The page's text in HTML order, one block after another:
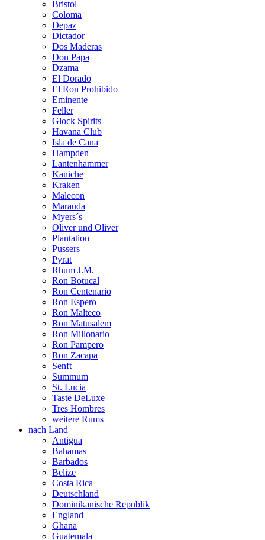
Bristol
Coloma
Depaz
Dictador
Dos Maderas
Don Papa
Dzama
El Dorado
El Ron Prohibido
Eminente
Feller
Glock Spirits
Havana Club
Isla de Cana
Hampden
Lantenhammer
Kaniche
Kraken
Malecon
Marauda
Myers´s
Oliver und Oliver
Plantation
Pussers
Pyrat
Rhum J.M.
Ron Botucal
Ron Centenario
Ron Espero
Ron Malteco
Ron Matusalem
Ron Millonario
Ron Pampero
Ron Zacapa
Senft
Summum
St. Lucia
Taste DeLuxe
Tres Hombres
weitere Rums
nach Land
Antigua
Bahamas
Barbados
Belize
Costa Rica
Deutschland
Dominikanische Republik
England
Ghana
Guatemala